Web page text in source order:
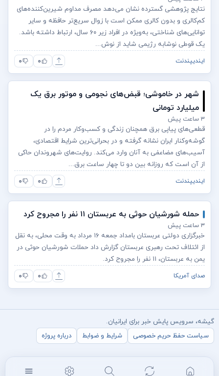
نتایج پژوهشی گسترده نشان می‌دهد مصرف مداوم شیرین‌کننده‌های
کم‌کالری و بدون کالری ممکن است با زوال سریع‌تر حافظه و سایر
توانایی‌های شناختی، به‌ویژه در افراد زیر ۶۰ سال، ارتباط داشته باشد.
یک قوطی نوشابه رژیمی شاید از نوش...
ایندیپندنت ۰ ۰
شهر در خاموشی؛ قبض‌های نجومی و موتور برق یک
میلیارد تومانی
۳ ساعت پیش
قطعی‌های پیاپی برق همچنان زندگی و کسب‌وکار مردم را در
گوشه‌وکنار ایران نشانه گرفته و در بحرانی‌ترین شرایط اقتصادی،
آسیب‌های مضاعفی به آنان وارد می‌کند. روایت‌های شهروندان حاکی
از آن است که روزانه بین دو تا چهار ساعت برق...
ایندیپندنت ۰ ۰
حمله شورشیان حوثی به عربستان ۱۱ نفر را مجروح کرد
۳ ساعت پیش
خبرگزاری دولتی عربستان بامداد جمعه ۱۶ مرداد به وقت محلی، به نقل
از ائتلاف تحت رهبری عربستان گزارش داد حملات شورشیان حوثی‌ در
یمن به عربستان، ۱۱ نفر را مجروح کرد.
صدای آمریکا ۰ ۰
گیشه، سرویس پایش خبر برای ایرانیان.
سیاست حفظ حریم خصوصی
شرایط و ضوابط درباره پروژه